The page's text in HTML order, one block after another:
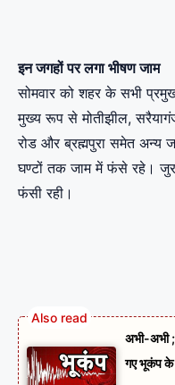
इन जगहों पर लगा भीषण जाम
सोमवार को शहर के सभी
मुख्य रूप से मोतीझील,
रोड और ब्रह्मपुरा समेत अन्य
घण्टों तक जाम में फंसे रहे।
फंसी रही।
अभी-अभी
गए भूकंप के